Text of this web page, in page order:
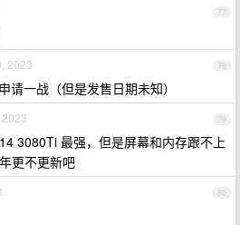
77
78
2023
请一战（但是发售日期未知）
79
3080Ti 最强，但是屏幕和内存跟不上
更不更新吧
80